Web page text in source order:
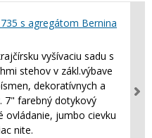
s agregátom Bernina
vyšívaciu sadu s
stehov v zákl.výbave
dekoratívnych a
7" farebný dotykový
ovládanie, jumbo cievku
nite.